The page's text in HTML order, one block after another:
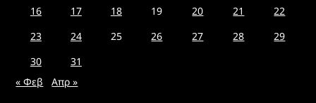
16
17 18 19 20 21
22
23
24 25 26 27 28
29
30
31
« Φεβ
Απρ »